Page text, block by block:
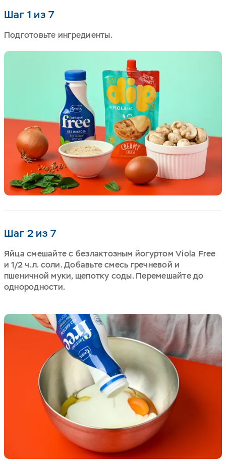
Шаг 1 из 7
Подготовьте ингредиенты.
Шаг 2 из 7
Яйца смешайте с безлактозным йогуртом Viola Free
и 1/2 ч.л. соли. Добавьте смесь гречневой и
пшеничной муки, щепотку соды. Перемешайте до
однородности.